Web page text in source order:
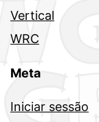
Vertical
WRC
Meta
Iniciar sessão